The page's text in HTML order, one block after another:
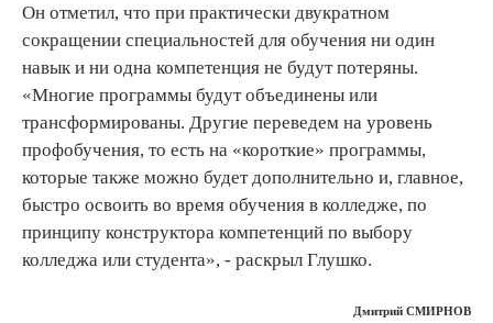
Он отметил, что при практически двукратном
сокращении специальностей для обучения ни один
навык и ни одна компетенция не будут потеряны.
«Многие программы будут объединены или
трансформированы. Другие переведем на уровень
профобучения, то есть на «короткие» программы,
которые также можно будет дополнительно и, главное,
быстро освоить во время обучения в колледже, по
принципу конструктора компетенций по выбору
колледжа или студента», - раскрыл Глушко.
Дмитрий СМИРНОВ